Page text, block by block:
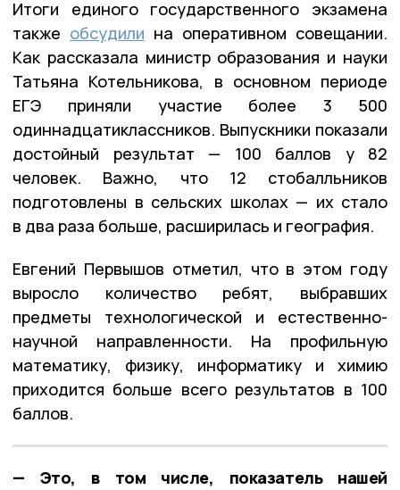
Итоги единого государственного экзамена
также обсудили на оперативном совещании.
Как рассказала министр образования и науки
Татьяна Котельникова, в основном периоде
ЕГЭ приняли участие более 3 500
одиннадцатиклассников. Выпускники показали
достойный результат — 100 баллов у 82
человек. Важно, что 12 стобалльников
подготовлены в сельских школах — их стало
в два раза больше, расширилась и география.
Евгений Первышов отметил, что в этом году
выросло количество ребят, выбравших
предметы технологической и естественно-
научной направленности. На профильную
математику, физику, информатику и химию
приходится больше всего результатов в 100
баллов.
— Это, в том числе, показатель нашей